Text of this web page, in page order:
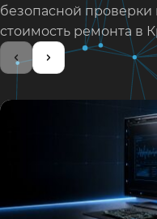
безопасной
стоимость ремонта в